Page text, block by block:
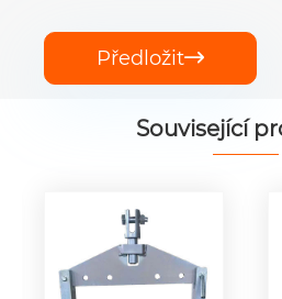
Předložit
Související